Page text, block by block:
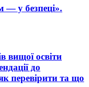
— у безпеці».
вищої освіти
до
перевірити та що